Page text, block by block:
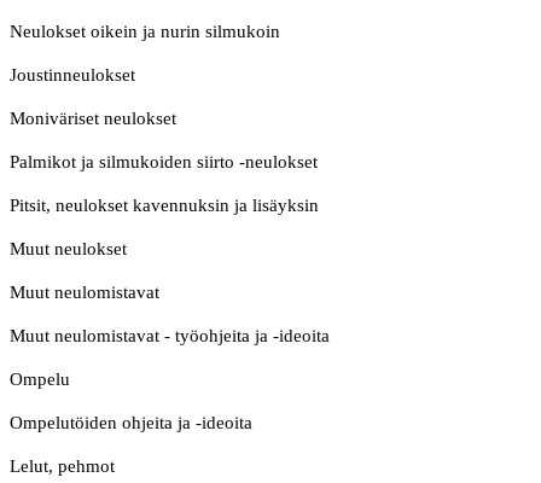
Neulokset oikein ja nurin silmukoin
Joustinneulokset
Moniväriset neulokset
Palmikot ja silmukoiden siirto -neulokset
Pitsit, neulokset kavennuksin ja lisäyksin
Muut neulokset
Muut neulomistavat
Muut neulomistavat - työohjeita ja -ideoita
Ompelu
Ompelutöiden ohjeita ja -ideoita
Lelut, pehmot